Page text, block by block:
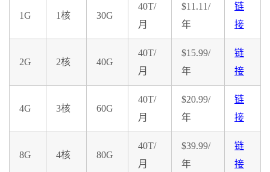
1G 1核 30G
40T/
月
$11.11/
年
链
接
2G 2核 40G
40T/
月
$15.99/
年
链
接
4G 3核 60G
40T/
月
$20.99/
年
链
接
8G 4核 80G
40T/
月
$39.99/
年
链
接